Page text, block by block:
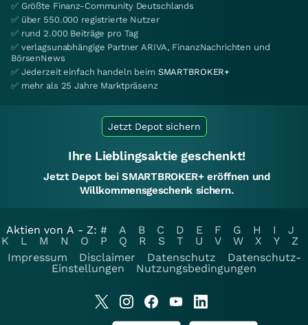
✅ Größte Finanz-Community Deutschlands
✅ über 550.000 registrierte Nutzer
✅ rund 2.000 Beiträge pro Tag
✅ verlagsunabhängige Partner ARIVA, FinanzNachrichten und
BörsenNews
✅ Jederzeit einfach handeln beim SMARTBROKER+
✅ mehr als 25 Jahre Marktpräsenz
Jetzt Depot sichern
Ihre Lieblingsaktie geschenkt!
Jetzt Depot bei SMARTBROKER+ eröffnen und
Willkommensgeschenk sichern.
Aktien von A - Z: # A B C D E F G H I
J
K
L M N O P Q R S T U V W X Y
Z
Impressum
Disclaimer Datenschutz
Datenschutz-
Einstellungen
Nutzungsbedingungen